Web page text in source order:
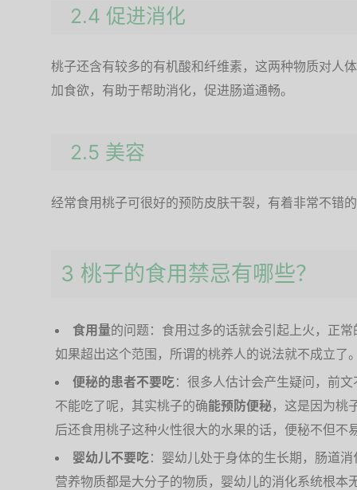
2.4 促进消化
桃子还含有较多的有机酸和纤维素，这两种物质对人
加食欲，有助于帮助消化，促进肠道通畅。
2.5 美容
经常食用桃子可很好的预防皮肤干裂，有着非常不错
3 桃子的食用禁忌有哪些？
食用量的问题：食用过多的话就会引起上火，正
如果超出这个范围，所谓的桃养人的说法就不成立了
便秘的患者不要吃：很多人估计会产生疑问，前
不能吃了呢，其实桃子的确能预防便秘，这是因为桃
后还食用桃子这种火性很大的水果的话，便秘不但不
婴幼儿不要吃：婴幼儿处于身体的生长期，肠道
营养物质都是大分子的物质，婴幼儿的消化系统根本